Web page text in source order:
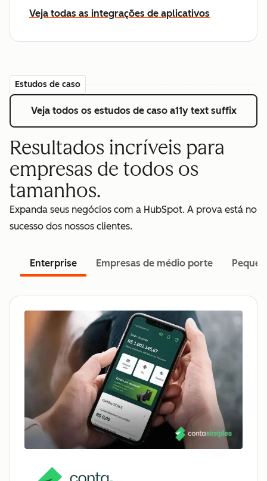
Veja todas as integrações de aplicativos
Estudos de caso
Veja todos os estudos de caso a11y text suffix
Resultados incríveis para
empresas de todos os
tamanhos.
Expanda seus negócios com a HubSpot. A prova está no
sucesso dos nossos clientes.
Enterprise Empresas de médio porte